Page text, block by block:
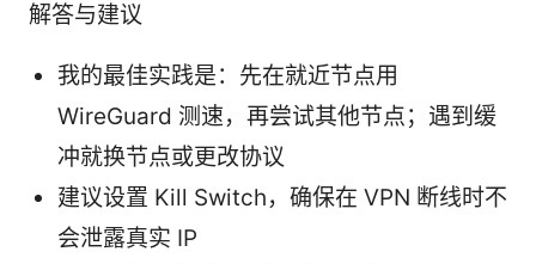
解答与建议
我的最佳实践是：先在就近节点用
WireGuard 测速，再尝试其他节点；遇到缓
冲就换节点或更改协议
建议设置 Kill Switch，确保在 VPN 断线时不
会泄露真实 IP